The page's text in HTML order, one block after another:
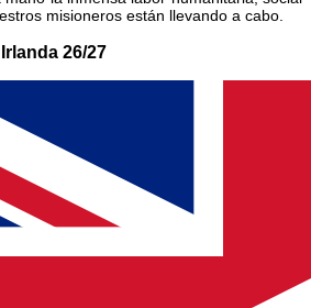
misioneros están llevando a cabo.
26/27